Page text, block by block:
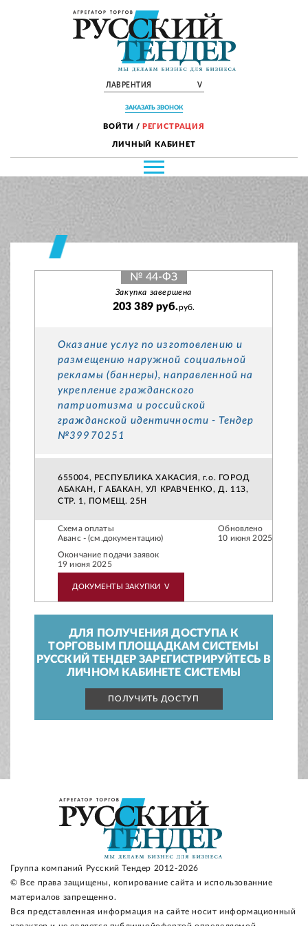
ЛАВРЕНТИЯ V
ЗАКАЗАТЬ ЗВОНОК
ВОЙТИ / РЕГИСТРАЦИЯ
ЛИЧНЫЙ КАБИНЕТ
№ 44-ФЗ
Закупка завершена
203 389 руб.руб.
Оказание услуг по изготовлению и
размещению наружной социальной
рекламы (баннеры), направленной на
укрепление гражданского
патриотизма и российской
гражданской идентичности - Тендер
№39970251
655004, РЕСПУБЛИКА ХАКАСИЯ, г.о. ГОРОД
АБАКАН, Г АБАКАН, УЛ КРАВЧЕНКО, Д. 11З,
СТР. 1, ПОМЕЩ. 25Н
Схема оплаты
Аванс - (см.документацию)
Обновлено
10 июня 2025
Окончание подачи заявок
19 июня 2025
ДОКУМЕНТЫ ЗАКУПКИ V
ДЛЯ ПОЛУЧЕНИЯ ДОСТУПА К
ТОРГОВЫМ ПЛОЩАДКАМ СИСТЕМЫ
РУССКИЙ ТЕНДЕР ЗАРЕГИСТРИРУЙТЕСЬ В
ЛИЧНОМ КАБИНЕТЕ СИСТЕМЫ
ПОЛУЧИТЬ ДОСТУП
Группа компаний Русский Тендер 2012-2026
© Все права защищены, копирование сайта и использованние
материалов запрещенно.
Вся представленная информация на сайте носит информационный